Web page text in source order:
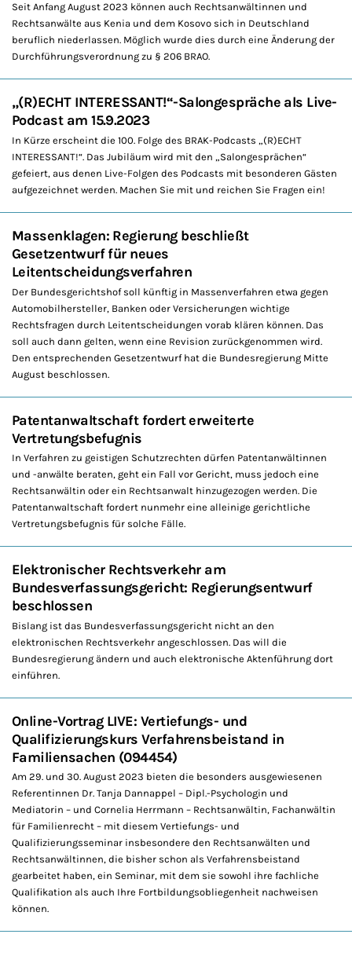
Seit Anfang August 2023 können auch Rechtsanwältinnen und
Rechtsanwälte aus Kenia und dem Kosovo sich in Deutschland
beruflich niederlassen. Möglich wurde dies durch eine Änderung der
Durchführungsverordnung zu § 206 BRAO.
„(R)ECHT INTERESSANT!“-Salongespräche als Live-
Podcast am 15.9.2023
In Kürze erscheint die 100. Folge des BRAK-Podcasts „(R)ECHT
INTERESSANT!“. Das Jubiläum wird mit den „Salongesprächen“
gefeiert, aus denen Live-Folgen des Podcasts mit besonderen Gästen
aufgezeichnet werden. Machen Sie mit und reichen Sie Fragen ein!
Massenklagen: Regierung beschließt
Gesetzentwurf für neues
Leitentscheidungsverfahren
Der Bundesgerichtshof soll künftig in Massenverfahren etwa gegen
Automobilhersteller, Banken oder Versicherungen wichtige
Rechtsfragen durch Leitentscheidungen vorab klären können. Das
soll auch dann gelten, wenn eine Revision zurückgenommen wird.
Den entsprechenden Gesetzentwurf hat die Bundesregierung Mitte
August beschlossen.
Patentanwaltschaft fordert erweiterte
Vertretungsbefugnis
In Verfahren zu geistigen Schutzrechten dürfen Patentanwältinnen
und -anwälte beraten, geht ein Fall vor Gericht, muss jedoch eine
Rechtsanwältin oder ein Rechtsanwalt hinzugezogen werden. Die
Patentanwaltschaft fordert nunmehr eine alleinige gerichtliche
Vertretungsbefugnis für solche Fälle.
Elektronischer Rechtsverkehr am
Bundesverfassungsgericht: Regierungsentwurf
beschlossen
Bislang ist das Bundesverfassungsgericht nicht an den
elektronischen Rechtsverkehr angeschlossen. Das will die
Bundesregierung ändern und auch elektronische Aktenführung dort
einführen.
Online-Vortrag LIVE: Vertiefungs- und
Qualifizierungskurs Verfahrensbeistand in
Familiensachen (094454)
Am 29. und 30. August 2023 bieten die besonders ausgewiesenen
Referentinnen Dr. Tanja Dannappel – Dipl.-Psychologin und
Mediatorin – und Cornelia Herrmann – Rechtsanwältin, Fachanwältin
für Familienrecht – mit diesem Vertiefungs- und
Qualifizierungsseminar insbesondere den Rechtsanwälten und
Rechtsanwältinnen, die bisher schon als Verfahrensbeistand
gearbeitet haben, ein Seminar, mit dem sie sowohl ihre fachliche
Qualifikation als auch Ihre Fortbildungsobliegenheit nachweisen
können.